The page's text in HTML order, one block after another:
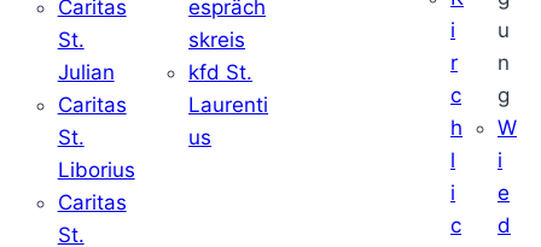
Caritas
St.
Julian
Caritas
St.
Liborius
Caritas
St.
espräch
skreis
kfd St.
Laurenti
us
i
r
c
h
l
i
c
u
n
g
W
i
e
d